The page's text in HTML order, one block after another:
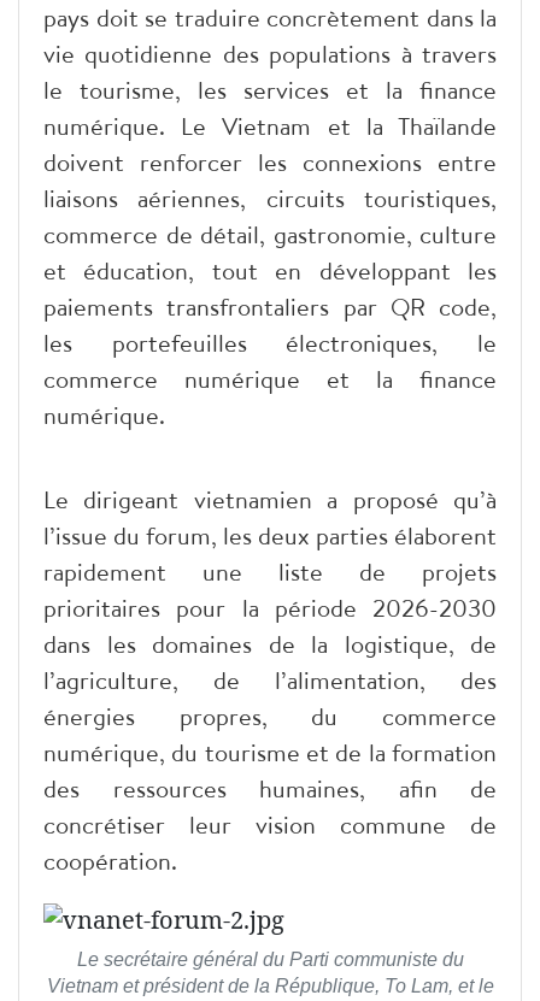
pays doit se traduire concrètement dans la
vie quotidienne des populations à travers
le tourisme, les services et la finance
numérique. Le Vietnam et la Thaïlande
doivent renforcer les connexions entre
liaisons aériennes, circuits touristiques,
commerce de détail, gastronomie, culture
et éducation, tout en développant les
paiements transfrontaliers par QR code,
les portefeuilles électroniques, le
commerce numérique et la finance
numérique.
Le dirigeant vietnamien a proposé qu’à
l’issue du forum, les deux parties élaborent
rapidement une liste de projets
prioritaires pour la période 2026-2030
dans les domaines de la logistique, de
l’agriculture, de l’alimentation, des
énergies propres, du commerce
numérique, du tourisme et de la formation
des ressources humaines, afin de
concrétiser leur vision commune de
coopération.
Le secrétaire général du Parti communiste du
Vietnam et président de la République, To Lam, et le